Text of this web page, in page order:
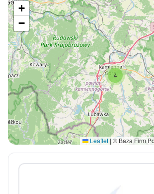
4
+
−
Leaflet | © Baza Firm